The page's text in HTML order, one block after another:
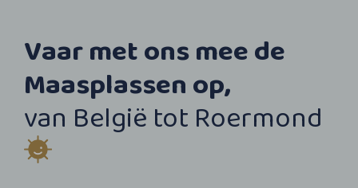
Vaar met ons mee de
Maasplassen op,
van België tot Roermond